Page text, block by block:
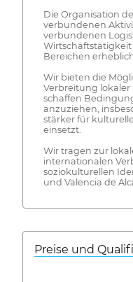
Die Organisation
verbundenen
verbundenen
Bereichen
Wir bieten die
Verbreitung
schaffen
anzuziehen,
stärker für
einsetzt.
Wir tragen zur
internationalen
soziokulturellen
und Valencia de
Preise und